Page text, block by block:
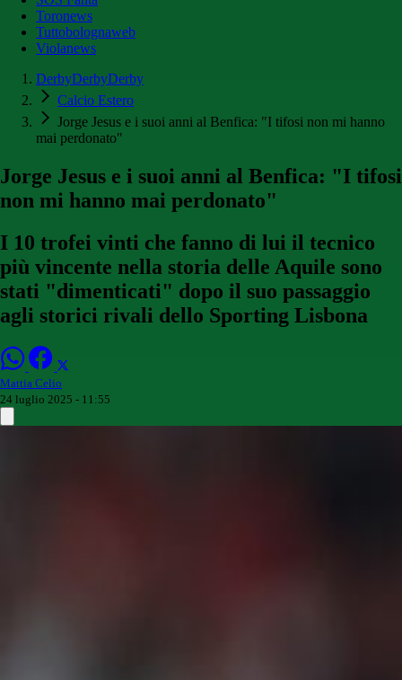
Toronews
Tuttobolognaweb
Violanews
DerbyDerbyDerby
Calcio Estero
Jorge Jesus e i suoi anni al Benfica: "I tifosi non mi hanno
mai perdonato"
Jorge Jesus e i suoi anni al Benfica: "I tifosi
non mi hanno mai perdonato"
I 10 trofei vinti che fanno di lui il tecnico
più vincente nella storia delle Aquile sono
stati "dimenticati" dopo il suo passaggio
agli storici rivali dello Sporting Lisbona
Mattia Celio
24 luglio 2025 - 11:55